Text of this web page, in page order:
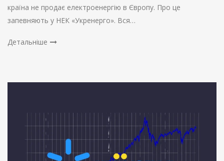
країна не продає електроенергію в Європу. Про це
запевняють у НЕК «Укренерго». Вся…
Детальніше